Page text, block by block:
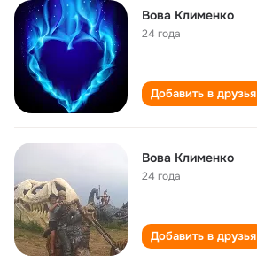
Вова Клименко
24 года
Добавить в друзья
Вова Клименко
24 года
Добавить в друзья